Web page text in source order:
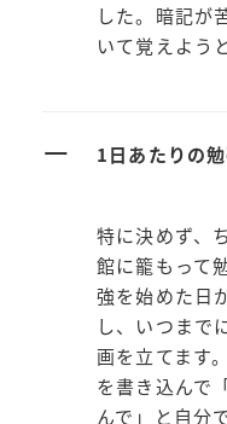
した。暗記が
いて覚えよう
ー 1日あたりの
特に決めず、
館に籠もって
強を始めた日
し、いつまで
画を立てます
を書き込んで
んで」と自分